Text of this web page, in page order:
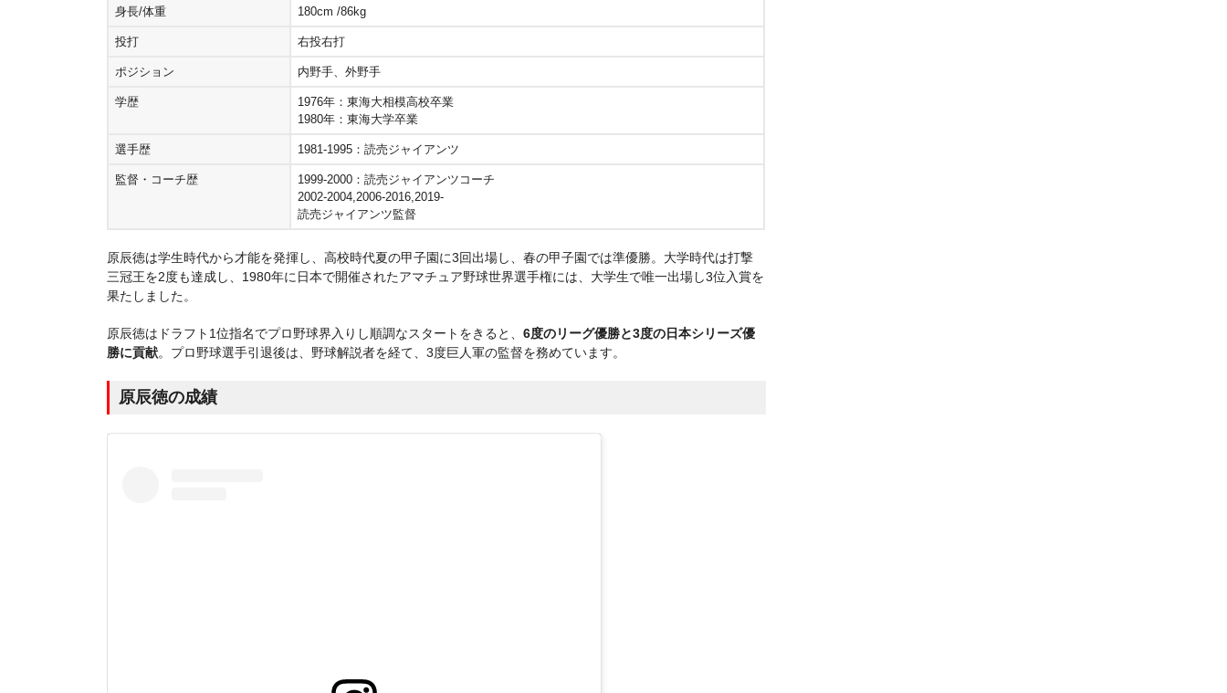
身長/体重 180cm /86kg
投打 右投右打
ポジション 内野手、外野手
学歴
1976年：東海大相模高校卒業
1980年：東海大学卒業
選手歴 1981-1995：読売ジャイアンツ
監督・コーチ歴
1999-2000：読売ジャイアンツコーチ
2002-2004,2006-2016,2019-
読売ジャイアンツ監督
原辰徳は学生時代から才能を発揮し、高校時代夏の甲子園に3回出場し、春の甲子園では準優勝。大学時代は打撃
三冠王を2度も達成し、1980年に日本で開催されたアマチュア野球世界選手権には、大学生で唯一出場し3位入賞を
果たしました。
原辰徳はドラフト1位指名でプロ野球界入りし順調なスタートをきると、 6度のリーグ優勝と3度の日本シリーズ優
勝に貢献。プロ野球選手引退後は、野球解説者を経て、3度巨人軍の監督を務めています。
原辰徳の成績